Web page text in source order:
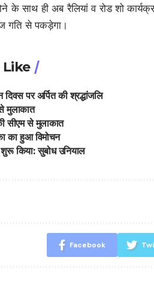
के साथ ही अब रैलियां व रोड शो
गति से पकड़ेगा।
दिवस पर अर्पित की श्रद्धांजलि
मुलाकात
सीएम से मुलाकात
का हुआ विमोचन
किया: सुबोध उनियाल
Facebook